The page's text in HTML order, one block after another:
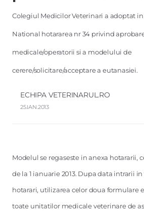
Colegiul Medicilor Veterinari a adoptat
National hotararea nr 34 privind
medicale/operatorii si a modelului de
cerere/solicitare/acceptare a eutanasiei.
ECHIPA VETERINARUL.RO
25.IAN.2013
Modelul se regaseste in anexa hotararii,
de la 1 ianuarie 2013. Dupa data intrarii
hotarari, utilizarea celor doua formulare
toate unitatilor medicale veterinare de